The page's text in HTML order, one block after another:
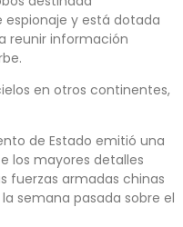
y está dotada
reunir información
en otros continentes,
de Estado emitió una
los mayores detalles
fuerzas armadas chinas
semana pasada sobre el